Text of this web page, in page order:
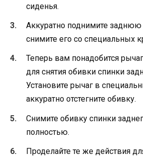
сиденья.
Аккуратно поднимите заднюю
снимите его со специальных
Теперь вам понадобится
для снятия обивки спинки
Установите рычаг в
аккуратно отстегните обивку.
Снимите обивку спинки
полностью.
Проделайте те же действия